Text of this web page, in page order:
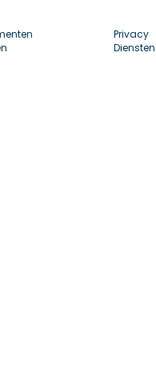
Privacy
Diensten